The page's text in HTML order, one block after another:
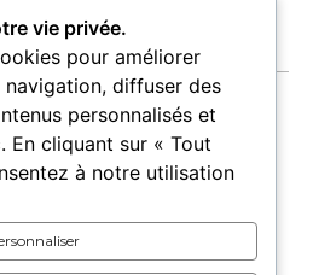
Artistes Lieux
Pour les artistes
vie privée.
pour améliorer
diffuser des
personnalisés et
En cliquant sur « Tout
à notre utilisation